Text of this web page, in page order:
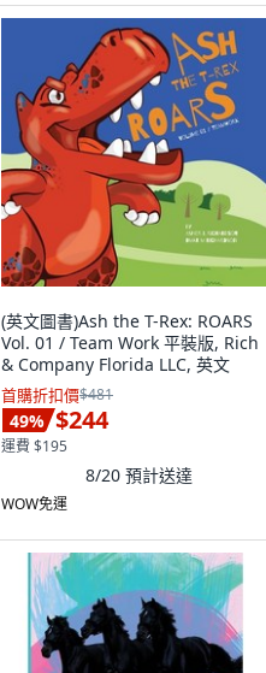
(英文圖書)Ash the T-Rex: ROARS
Vol. 01 / Team Work 平裝版, Rich
& Company Florida LLC, 英文
首購折扣價$481
49% $244
運費 $195
8/20 預計送達
WOW免運